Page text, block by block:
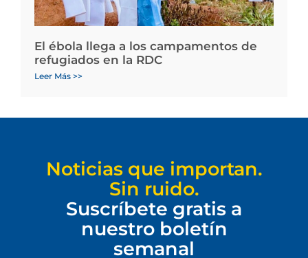
El ébola llega a los campamentos de
refugiados en la RDC
Leer Más >>
Noticias que importan.
Sin ruido.
Suscríbete gratis a
nuestro boletín
semanal